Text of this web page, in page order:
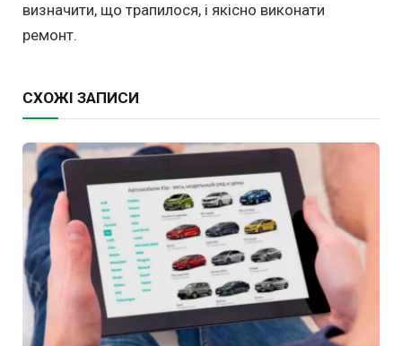
визначити, що трапилося, і якісно виконати
ремонт.
СХОЖІ ЗАПИСИ